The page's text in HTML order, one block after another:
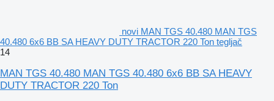
novi MAN TGS 40.480 MAN TGS
40.480 6x6 BB SA HEAVY DUTY TRACTOR 220 Ton tegljač
14
MAN TGS 40.480 MAN TGS 40.480 6x6 BB SA HEAVY
DUTY TRACTOR 220 Ton